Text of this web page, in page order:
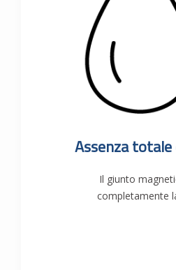
Assenza
Il giunto
completamente